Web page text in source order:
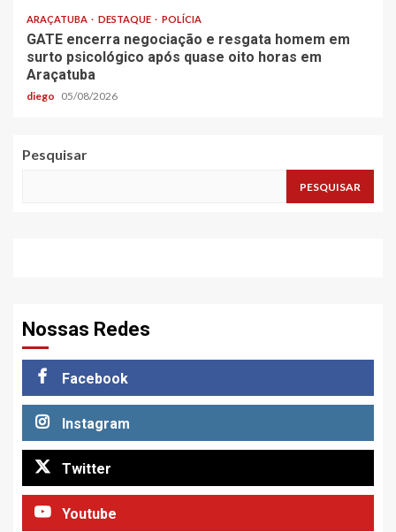
ARAÇATUBA DESTAQUE POLÍCIA
GATE encerra negociação e resgata homem em
surto psicológico após quase oito horas em
Araçatuba
diego 05/08/2026
Pesquisar
PESQUISAR
Nossas Redes
Facebook
Instagram
Twitter
Youtube